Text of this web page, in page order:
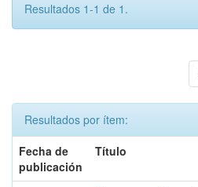
Resultados 1-1 de 1.
Resultados por ítem:
Fecha de
publicación
Título